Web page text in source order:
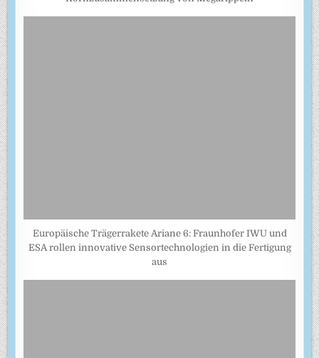
Europäische Trägerrakete Ariane 6: Fraunhofer IWU und
ESA rollen innovative Sensortechnologien in die Fertigung
aus